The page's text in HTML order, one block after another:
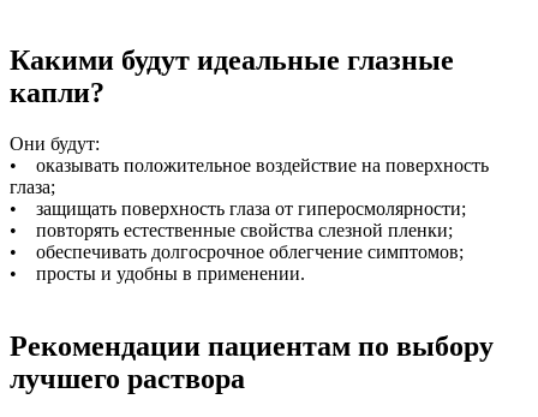
Какими будут идеальные глазные
капли?
Они будут:
• оказывать положительное воздействие на поверхность
глаза;
• защищать поверхность глаза от гиперосмолярности;
• повторять естественные свойства слезной пленки;
• обеспечивать долгосрочное облегчение симптомов;
• просты и удобны в применении.
Рекомендации пациентам по выбору
лучшего раствора